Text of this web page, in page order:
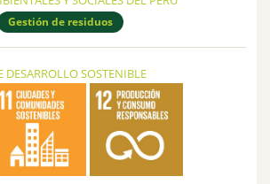
Gestión de residuos
DESARROLLO SOSTENIBLE